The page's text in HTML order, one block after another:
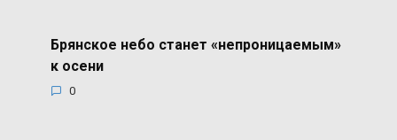
Брянское небо станет «непроницаемым»
к осени
0